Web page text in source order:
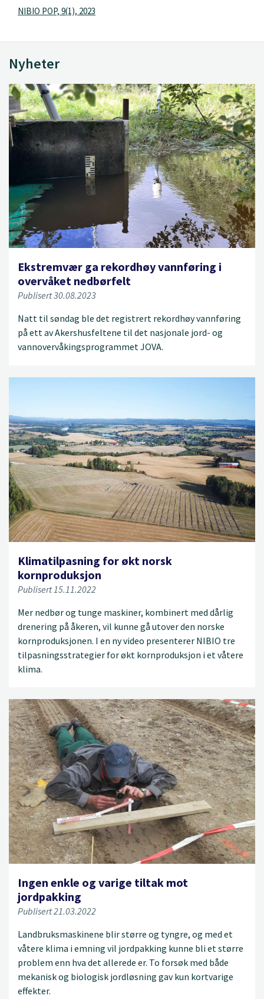
NIBIO POP, 9(1), 2023
Nyheter
Ekstremvær ga rekordhøy vannføring i
overvåket nedbørfelt
Publisert 30.08.2023
Natt til søndag ble det registrert rekordhøy vannføring
på ett av Akershusfeltene til det nasjonale jord- og
vannovervåkingsprogrammet JOVA.
Klimatilpasning for økt norsk
kornproduksjon
Publisert 15.11.2022
Mer nedbør og tunge maskiner, kombinert med dårlig
drenering på åkeren, vil kunne gå utover den norske
kornproduksjonen. I en ny video presenterer NIBIO tre
tilpasningsstrategier for økt kornproduksjon i et våtere
klima.
Ingen enkle og varige tiltak mot
jordpakking
Publisert 21.03.2022
Landbruksmaskinene blir større og tyngre, og med et
våtere klima i emning vil jordpakking kunne bli et større
problem enn hva det allerede er. To forsøk med både
mekanisk og biologisk jordløsning gav kun kortvarige
effekter.